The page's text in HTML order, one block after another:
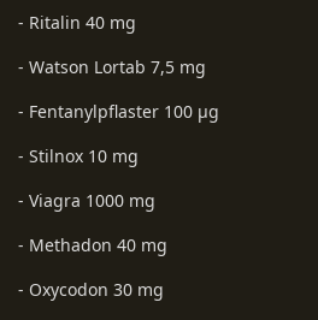
- Ritalin 40 mg
- Watson Lortab 7,5 mg
- Fentanylpflaster 100 µg
- Stilnox 10 mg
- Viagra 1000 mg
- Methadon 40 mg
- Oxycodon 30 mg